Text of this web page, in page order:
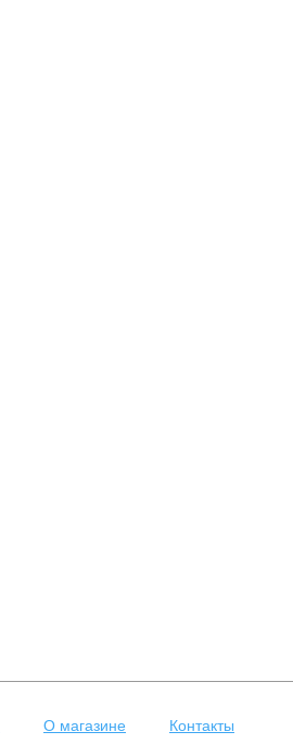
О магазине Контакты